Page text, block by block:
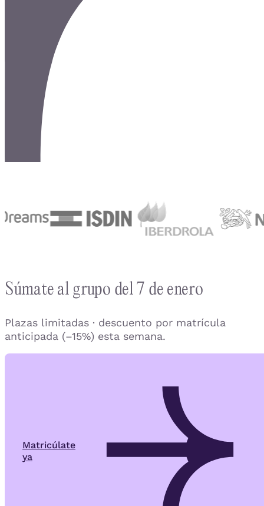
Súmate al grupo del 7 de enero
Plazas limitadas · descuento por matrícula
anticipada (–15%) esta semana.
Matricúlate
ya